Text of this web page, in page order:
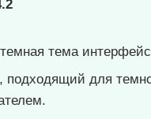
тема
подходящий для